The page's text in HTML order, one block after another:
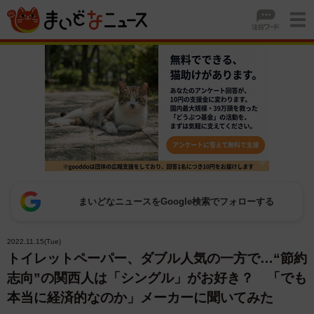
まいどなニュースをGoogle検索でフォローする
2022.11.15(Tue)
トイレットペーパー、ダブル人気の一方で…“節約
志向”の関西人は「シングル」がお好き？ 「でも
本当に経済的なのか」メーカーに聞いてみた